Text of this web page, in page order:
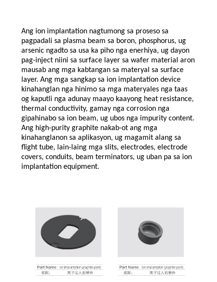
Ang ion implantation nagtumong sa proseso sa
pagpadali sa plasma beam sa boron, phosphorus, ug
arsenic ngadto sa usa ka piho nga enerhiya, ug dayon
pag-inject niini sa surface layer sa wafer material aron
mausab ang mga kabtangan sa materyal sa surface
layer. Ang mga sangkap sa ion implantation device
kinahanglan nga hinimo sa mga materyales nga taas
og kaputli nga adunay maayo kaayong heat resistance,
thermal conductivity, gamay nga corrosion nga
gipahinabo sa ion beam, ug ubos nga impurity content.
Ang high-purity graphite nakab-ot ang mga
kinahanglanon sa aplikasyon, ug magamit alang sa
flight tube, lain-laing mga slits, electrodes, electrode
covers, conduits, beam terminators, ug uban pa sa ion
implantation equipment.